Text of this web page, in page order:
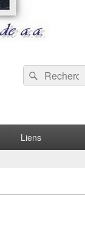
Recherche :
Rechercher
Liens